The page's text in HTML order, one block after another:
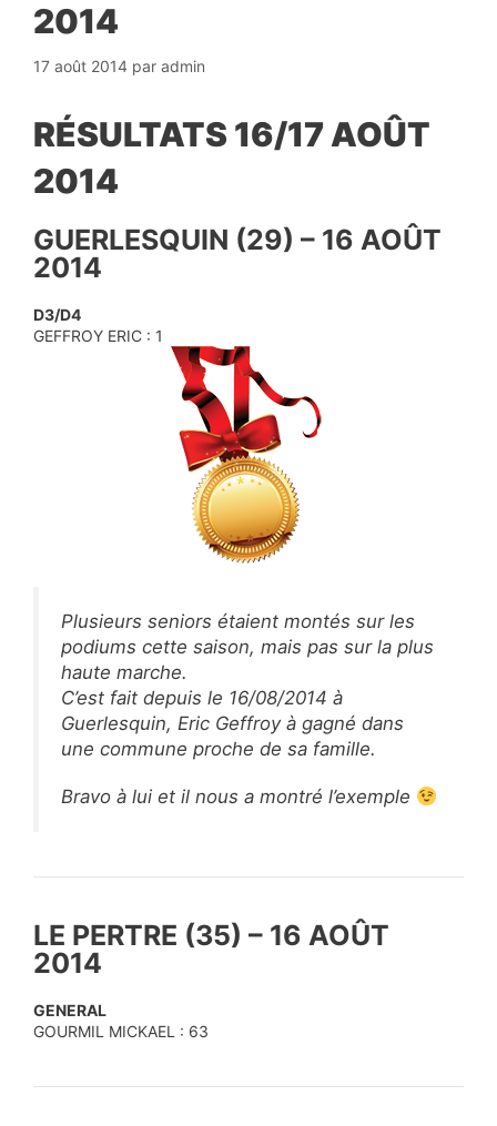
2014
17 août 2014 par admin
RÉSULTATS 16/17 AOÛT
2014
GUERLESQUIN (29) – 16 AOÛT
2014
D3/D4
GEFFROY ERIC : 1
Plusieurs seniors étaient montés sur les
podiums cette saison, mais pas sur la plus
haute marche.
C’est fait depuis le 16/08/2014 à
Guerlesquin, Eric Geffroy à gagné dans
une commune proche de sa famille.
Bravo à lui et il nous a montré l’exemple
LE PERTRE (35) – 16 AOÛT
2014
GENERAL
GOURMIL MICKAEL : 63